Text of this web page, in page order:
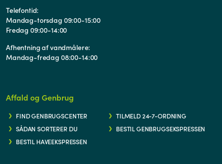
Telefontid:
Mandag-torsdag 09:00-15:00
Fredag 09:00-14:00
Afhentning af vandmålere:
Mandag-fredag 08:00-14:00
Affald og Genbrug
FIND GENBRUGSCENTER
TILMELD 24-7-ORDNING
SÅDAN SORTERER DU
BESTIL GENBRUGSEKSPRESSEN
BESTIL HAVEEKSPRESSEN